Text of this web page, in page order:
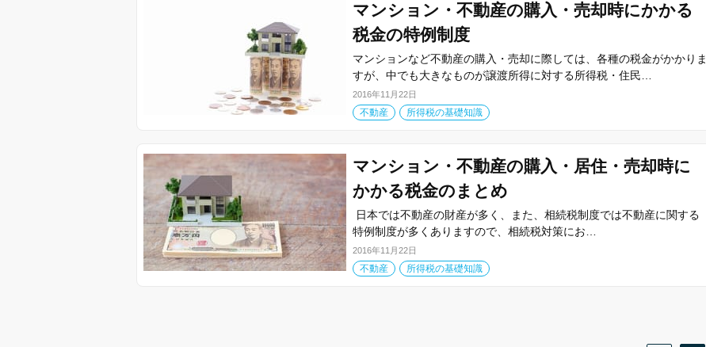
マンション・不動産の購入・売却時にかかる
税金の特例制度
マンションなど不動産の購入・売却に際しては、各種の税金がかかりま
すが、中でも大きなものが譲渡所得に対する所得税・住民…
2016年11月22日
不動産 所得税の基礎知識
マンション・不動産の購入・居住・売却時に
かかる税金のまとめ
日本では不動産の財産が多く、また、相続税制度では不動産に関する
特例制度が多くありますので、相続税対策にお…
2016年11月22日
不動産 所得税の基礎知識